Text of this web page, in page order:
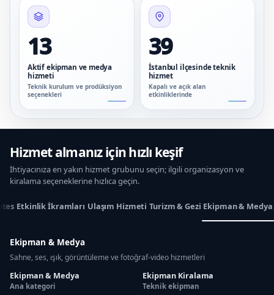
13
Aktif ekipman ve medya
hizmeti
Teknik kurulum ve prodüksiyon
seçenekleri
39
İstanbul ilçesinde teknik
hizmet
Kapalı ve açık alan
etkinliklerinde
Hizmet almanız için hızlı keşif
İhtiyacınıza en yakın hizmet grubunu seçin; ilgili organizasyon ve
kiralama seçeneklerine hızlıca geçin.
Etkinlik İkramları Ulaşım Hizmeti Turizm & Gezi Ekipman & Medya
Ekipman & Medya
Sahne, ses, ışık, görüntüleme ve fotoğraf-video hizmetleri
Ekipman & Medya
Ana kategori
Ekipman Kiralama
Teknik ekipman